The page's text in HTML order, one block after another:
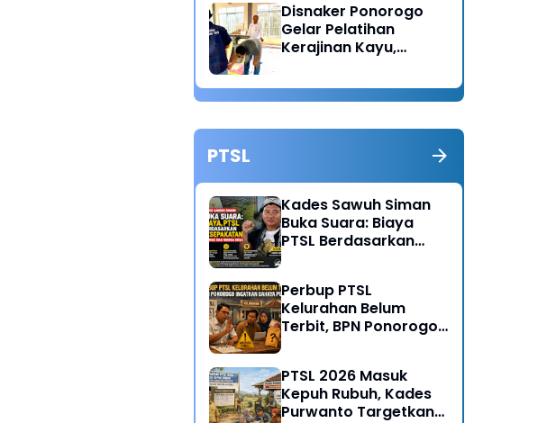
Disnaker Ponorogo
Gelar Pelatihan
Kerajinan Kayu,
Wirausaha Baru
PTSL
Kades Sawuh Siman
Buka Suara: Biaya
PTSL Berdasarkan
Perbup PTSL
Kelurahan Belum
Terbit, BPN Ponorogo
PTSL 2026 Masuk
Kepuh Rubuh, Kades
Purwanto Targetkan